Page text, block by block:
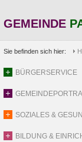
GEMEINDE
Sie befinden sich hier:
BÜRGERSERVICE
SOZIALES &
BILDUNG &